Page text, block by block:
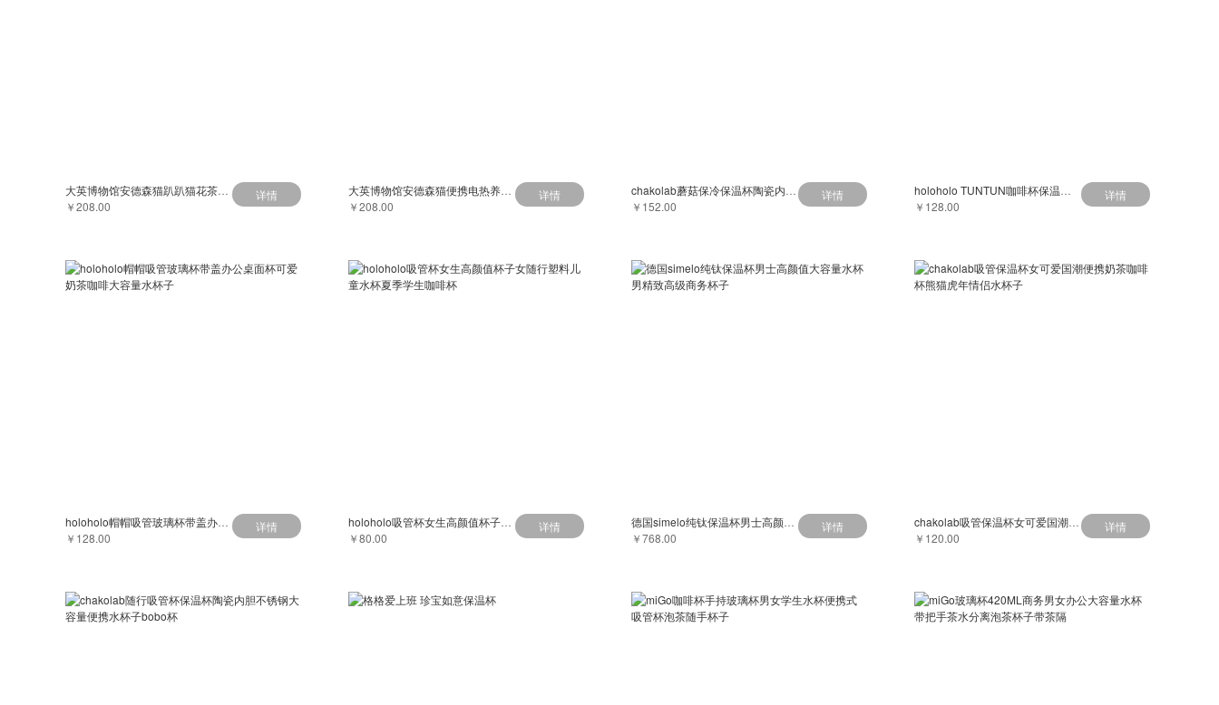
￥208.00
详情
￥208.00
详情
￥152.00
详情
￥128.00
详情
￥128.00
详情
￥80.00
详情
￥768.00
详情
￥120.00
详情